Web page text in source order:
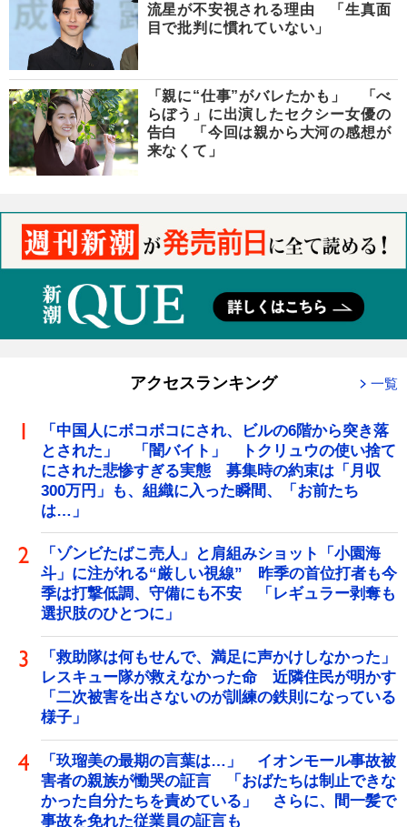
流星が不安視される理由 「生真面
目で批判に慣れていない」
「親に“仕事”がバレたかも」 「べ
らぼう」に出演したセクシー女優の
告白 「今回は親から大河の感想が
来なくて」
アクセスランキング 一覧
「中国人にボコボコにされ、ビルの6階から突き落
とされた」 「闇バイト」 トクリュウの使い捨て
にされた悲惨すぎる実態 募集時の約束は「月収
300万円」も、組織に入った瞬間、「お前たち
は…」
「ゾンビたばこ売人」と肩組みショット「小園海
斗」に注がれる“厳しい視線” 昨季の首位打者も今
季は打撃低調、守備にも不安 「レギュラー剥奪も
選択肢のひとつに」
「救助隊は何もせんで、満足に声かけしなかった」
レスキュー隊が救えなかった命 近隣住民が明かす
「二次被害を出さないのが訓練の鉄則になっている
様子」
「玖瑠美の最期の言葉は…」 イオンモール事故被
害者の親族が慟哭の証言 「おばたちは制止できな
かった自分たちを責めている」 さらに、間一髪で
事故を免れた従業員の証言も